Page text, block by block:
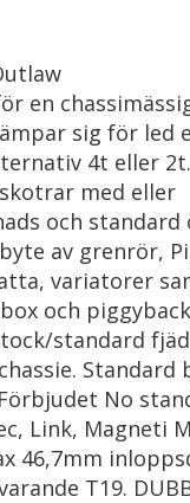
en
sig för led
4t eller
med eller
och standard
av grenrör,
variatorer
och
standard
Standard
No
Link, Magneti
46,7mm
T19. DUBB